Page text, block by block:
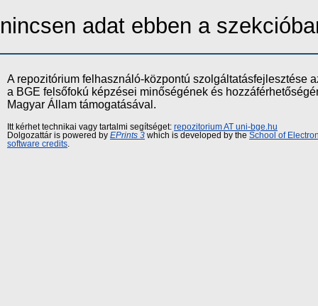
nincsen adat ebben a
A repozitórium felhasználó-központú szolgáltatásfejlesztése
a BGE felsőfokú képzései minőségének és
Magyar Állam támogatásával.
Itt kérhet technikai vagy tartalmi segítséget: repozitorium AT uni-bge.hu
Dolgozattár is powered by EPrints 3 which is developed by the School of
software credits